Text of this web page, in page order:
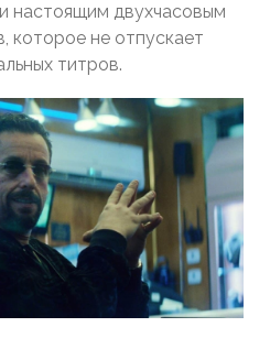
настоящим двухчасовым
которое не отпускает
титров.